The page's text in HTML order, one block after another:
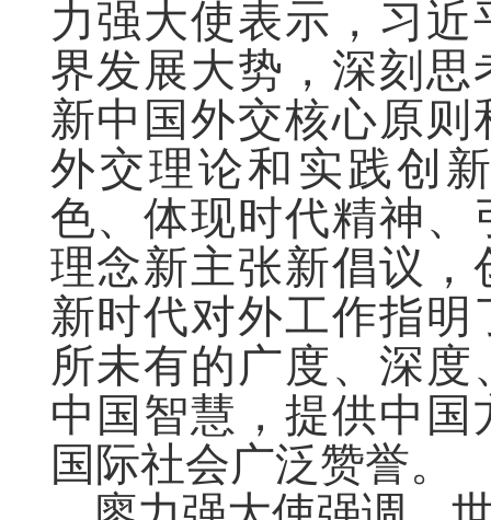
力强大使表示，习
界发展大势，深刻
新中国外交核心原
外交理论和实践创
色、体现时代精神
理念新主张新倡议
新时代对外工作指
所未有的广度、深
中国智慧，提供中
国际社会广泛赞誉。